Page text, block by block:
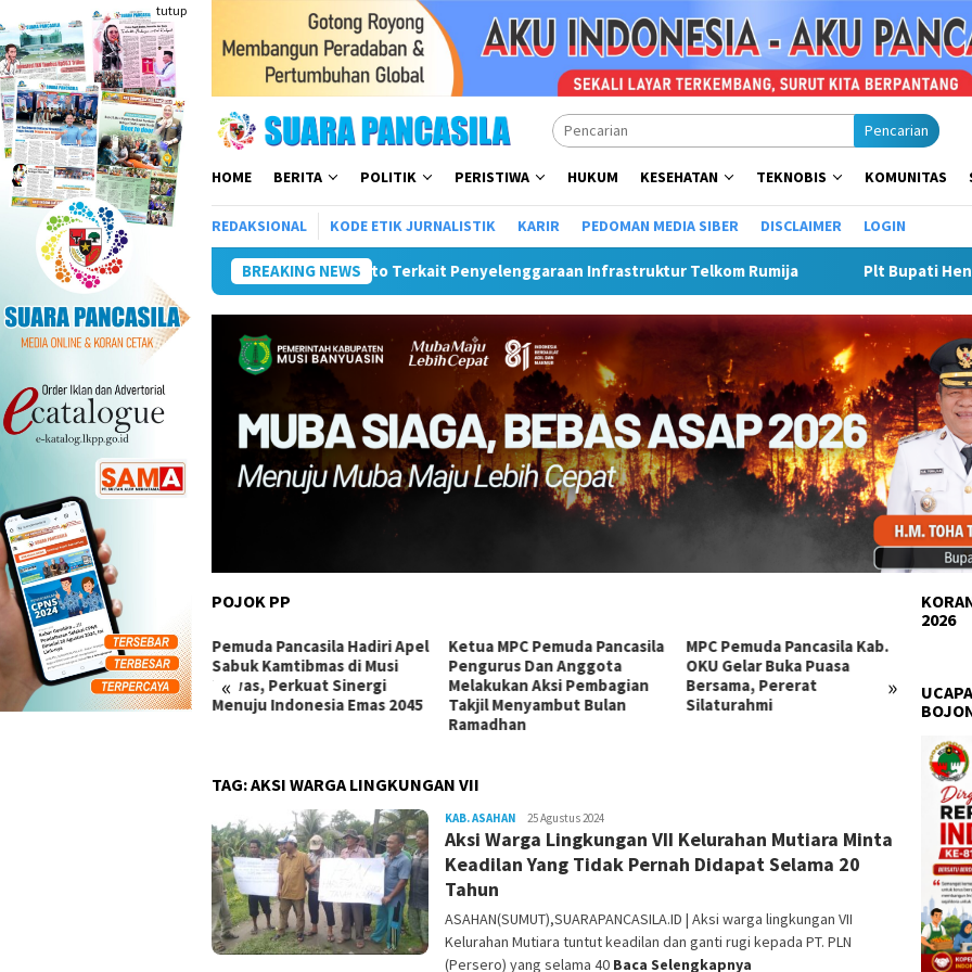
ke
konten
tutup
Pencarian
HOME BERITA POLITIK PERISTIWA HUKUM KESEHATAN TEKNOBIS KOMUNITAS
REDAKSIONAL KODE ETIK JURNALISTIK KARIR PEDOMAN MEDIA SIBER DISCLAIMER LOGIN
BREAKING NEWS
Kota Kunker ke Mojokerto Terkait Penyelenggaraan Infrastruktur Telkom Rumija Plt Bupati Hendri Matangkan Gebyar
POJOK PP
« »
Harapan di Lahan
Bencana: MPC PP
Lestarikan Alam
Perhatikan Aspirasi
Pemuda Pancasila Hadiri Apel
Sabuk Kamtibmas di Musi
Rawas, Perkuat Sinergi
Menuju Indonesia Emas 2045
Ketua MPC Pemuda Pancasila
Pengurus Dan Anggota
Melakukan Aksi Pembagian
Takjil Menyambut Bulan
Ramadhan
MPC Pemuda Pancasila Kab.
OKU Gelar Buka Puasa
Bersama, Pererat
Silaturahmi
Nasi
TAG:AKSI WARGA LINGKUNGAN VII
KAB. ASAHAN Amin
Harahap
25 Agustus 2024
Aksi Warga Lingkungan VII Kelurahan Mutiara Minta
Keadilan Yang Tidak Pernah Didapat Selama 20
Tahun
ASAHAN(SUMUT),SUARAPANCASILA.ID | Aksi warga lingkungan VII
Kelurahan Mutiara tuntut keadilan dan ganti rugi kepada PT. PLN
(Persero) yang selama 40 Baca Selengkapnya
2026